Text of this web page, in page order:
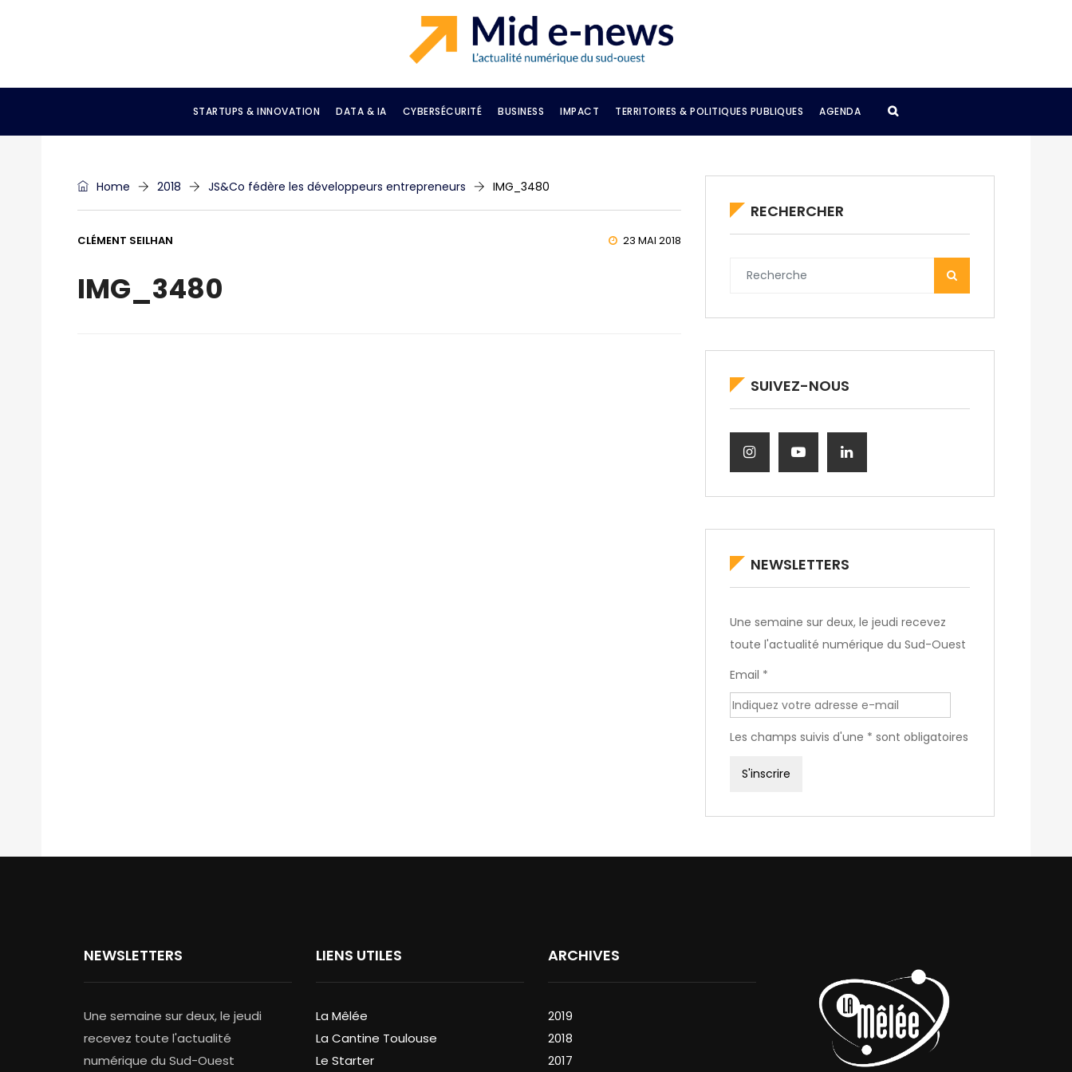
STARTUPS & INNOVATION DATA & IA CYBERSÉCURITÉ BUSINESS IMPACT TERRITOIRES & POLITIQUES PUBLIQUES AGENDA
Home 2018 JS&Co fédère les développeurs entrepreneurs IMG_3480
CLÉMENT SEILHAN 23 MAI 2018
IMG_3480
RECHERCHER
SUIVEZ-NOUS
NEWSLETTERS
Une semaine sur deux, le jeudi recevez
toute l'actualité numérique du Sud-Ouest
Email *
Les champs suivis d'une * sont obligatoires
NEWSLETTERS
Une semaine sur deux, le jeudi
recevez toute l'actualité
numérique du Sud-Ouest
LIENS UTILES
La Mêlée
La Cantine Toulouse
Le Starter
ARCHIVES
2019
2018
2017